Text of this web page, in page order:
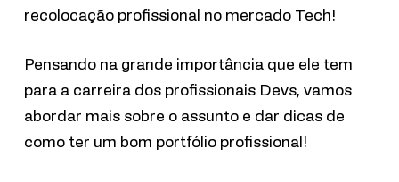
recolocação profissional no mercado Tech!
Pensando na grande importância que ele tem
para a carreira dos profissionais Devs, vamos
abordar mais sobre o assunto e dar dicas de
como ter um bom portfólio profissional!